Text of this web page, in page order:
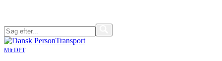
Mit DPT